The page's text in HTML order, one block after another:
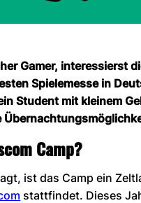
Gamer, interessierst
Spielemesse in
Student mit kleinem
Camp?
ist das Camp ein
stattfindet. Dieses